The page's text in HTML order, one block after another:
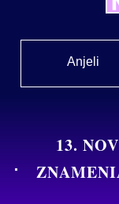
Anjeli
13.